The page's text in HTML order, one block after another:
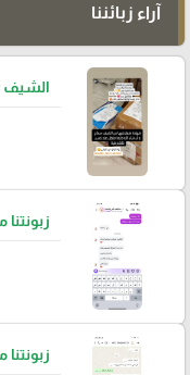
آراء زبائننا
الشيف
زبونتنا